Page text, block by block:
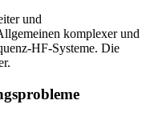
und
komplexer und
HF-Systeme. Die